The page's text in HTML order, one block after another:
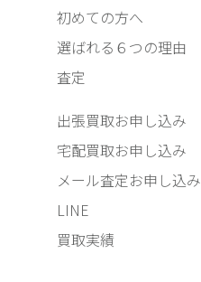
初めての方へ
選ばれる６つの理由
査定
出張買取お申し込み
宅配買取お申し込み
メール査定お申し込み
LINE
買取実績